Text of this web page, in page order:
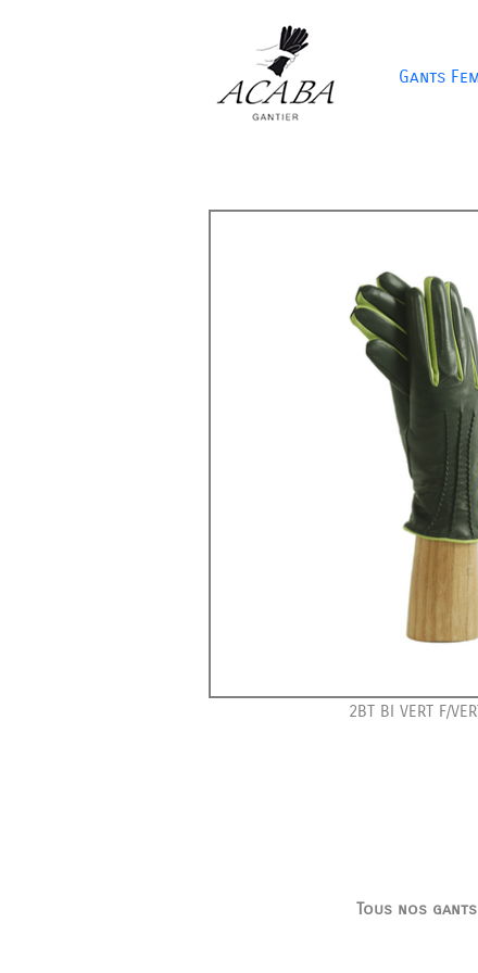
Gants
2BT BI VERT F/
Tous nos